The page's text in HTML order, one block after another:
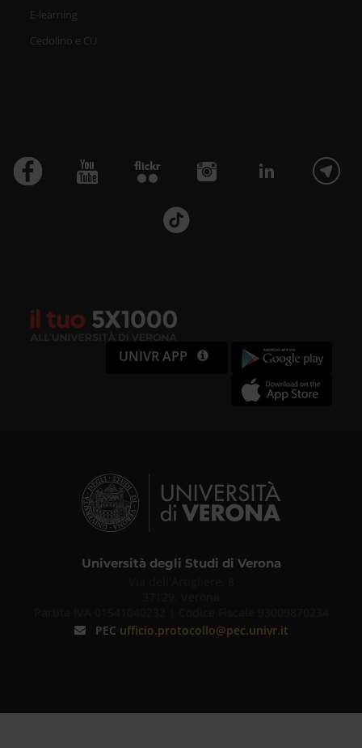
E-learning
Cedolino e CU
UNIVR APP
Università degli Studi di Verona
PEC ufficio.protocollo@pec.univr.it